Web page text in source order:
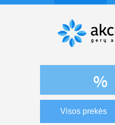
Visos prekės